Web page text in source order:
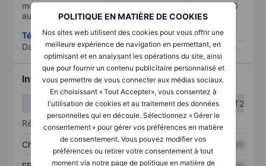
POLITIQUE EN MATIÈRE DE COOKIES
Nos sites web utilisent des cookies pour vous offrir une
meilleure expérience de navigation en permettant, en
optimisant et en analysant les opérations du site, ainsi
que pour fournir un contenu publicitaire personnalisé et
vous permettre de vous connecter aux médias sociaux.
En choisissant « Tout Accepter», vous consentez à
l'utilisation de cookies et au traitement des données
personnelles qui en découle. Sélectionnez « Gérer le
consentement » pour gérer vos préférences en matière
de consentement. Vous pouvez modifier vos
préférences ou retirer votre consentement à tout
moment via notre page de politique en matière de
moins il est important (0 équivaut à aucun risque et 100
au risque le plus élevé).
Télécharger la méthodologie ESG (en anglais)
Data provided by
/
Informations financières
T1
T2
Résultats
Chiffre d’affaires XXXXXXX